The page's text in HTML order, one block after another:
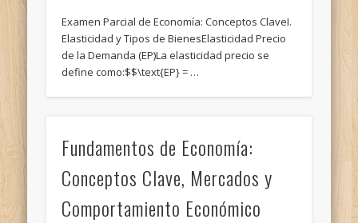
Examen Parcial de Economía: Conceptos ClaveI.
Elasticidad y Tipos de BienesElasticidad Precio
de la Demanda (EP)La elasticidad precio se
define como:$$\text{EP} = …
Fundamentos de Economía:
Conceptos Clave, Mercados y
Comportamiento Económico